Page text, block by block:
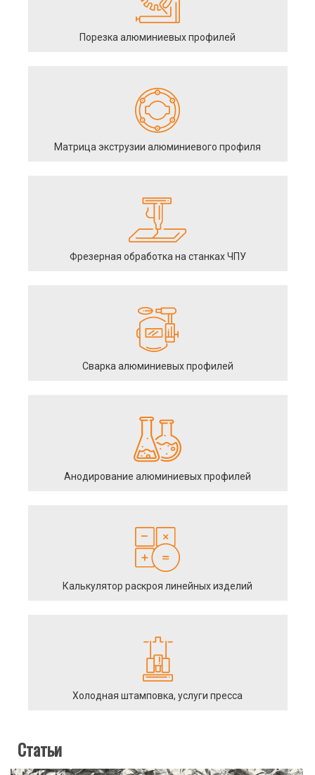
Порезка алюминиевых профилей
Матрица экструзии алюминиевого профиля
Фрезерная обработка на станках ЧПУ
Сварка алюминиевых профилей
Анодирование алюминиевых профилей
Калькулятор раскроя линейных изделий
Холодная штамповка, услуги пресса
Статьи